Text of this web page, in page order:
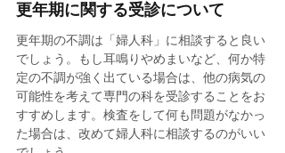
更年期に関する受診について
更年期の不調は「婦人科」に相談すると良い
でしょう。もし耳鳴りやめまいなど、何か特
定の不調が強く出ている場合は、他の病気の
可能性を考えて専門の科を受診することをお
すすめします。検査をして何も問題がなかっ
た場合は、改めて婦人科に相談するのがいい